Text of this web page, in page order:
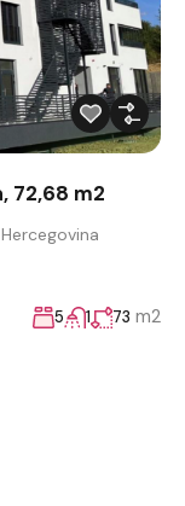
72,68 m2
5 1 73 m2